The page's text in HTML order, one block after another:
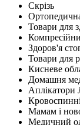
Скрізь
Товари для
Здоров'я
Товари для
Кисневе
Домашня
Аплікатори
Мамам і
Медичний